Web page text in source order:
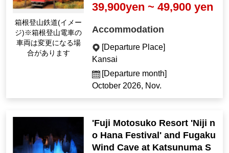
箱根登山鉄道(イメー
ジ)※箱根登山電車の
車両は変更になる場
合があります
39,900yen ~ 49,900 yen
Accommodation
[Departure Place]
Kansai
[Departure month]
October 2026, Nov.
'Fuji Motosuko Resort 'Niji n
o Hana Festival' and Fugaku
Wind Cave at Katsunuma S